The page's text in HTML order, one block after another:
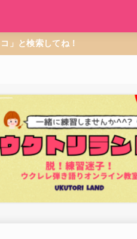
」と検索してね！